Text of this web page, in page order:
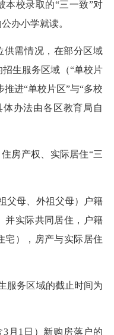
本校录取的“三一致”对
办小学就读。
需情况，在部分区域
生服务区域（“单校片
推进“单校片区”与“多校
办法由各区教育局自
房产权、实际居住“三
母、外祖父母）户籍
并实际共同居住，户籍
宅），房产与实际居住
务区域的截止时间为
1日）新购房落户的